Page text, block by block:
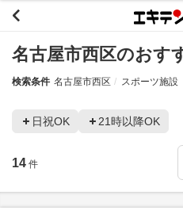
名古屋市西区のおす
検索条件 名古屋市西区 スポーツ施設
日祝OK 21時以降OK
14 件